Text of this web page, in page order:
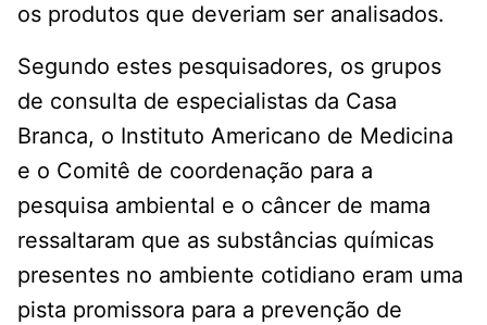
os produtos que deveriam ser analisados.
Segundo estes pesquisadores, os grupos
de consulta de especialistas da Casa
Branca, o Instituto Americano de Medicina
e o Comitê de coordenação para a
pesquisa ambiental e o câncer de mama
ressaltaram que as substâncias químicas
presentes no ambiente cotidiano eram uma
pista promissora para a prevenção de